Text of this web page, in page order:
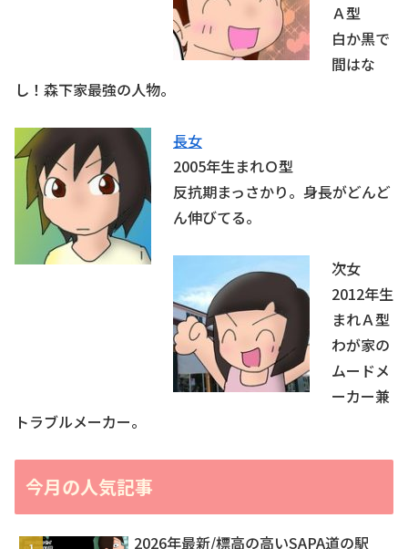
Ａ型
白か黒で
間はな
し！森下家最強の人物。
長女
2005年生まれＯ型
反抗期まっさかり。身長がどんど
ん伸びてる。
次女
2012年生
まれＡ型
わが家の
ムードメ
ーカー兼
トラブルメーカー。
今月の人気記事
2026年最新/標高の高いSAPA道の駅